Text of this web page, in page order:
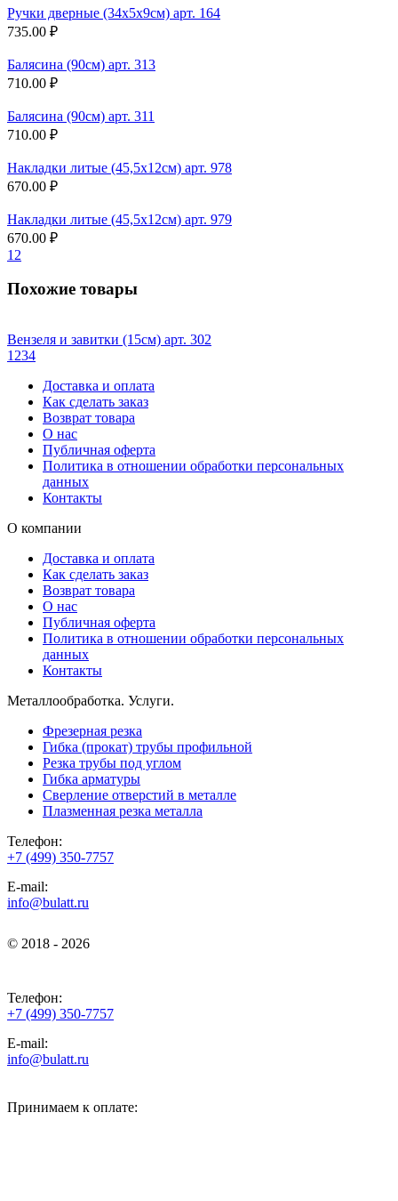
Ручки дверные (34х5х9см) арт. 164
735.00 ₽
Балясина (90см) арт. 313
710.00 ₽
Балясина (90см) арт. 311
710.00 ₽
Накладки литые (45,5х12см) арт. 978
670.00 ₽
Накладки литые (45,5х12см) арт. 979
670.00 ₽
1 2
Похожие товары
Вензеля и завитки (15см) арт. 302
1 234
Доставка и оплата
Как сделать заказ
Возврат товара
О нас
Публичная оферта
Политика в отношении обработки персональных
данных
Контакты
О компании
Доставка и оплата
Как сделать заказ
Возврат товара
О нас
Публичная оферта
Политика в отношении обработки персональных
данных
Контакты
Металлообработка. Услуги.
Фрезерная резка
Гибка (прокат) трубы профильной
Резка трубы под углом
Гибка арматуры
Сверление отверстий в металле
Плазменная резка металла
Телефон:
+7 (499) 350-7757
E-mail:
info@bulatt.ru
© 2018 - 2026
Телефон:
+7 (499) 350-7757
E-mail:
info@bulatt.ru
Принимаем к оплате: